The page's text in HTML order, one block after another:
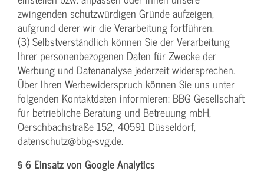
zwingenden schutzwürdigen Gründe aufzeigen,
aufgrund derer wir die Verarbeitung fortführen.
(3) Selbstverständlich können Sie der Verarbeitung
Ihrer personenbezogenen Daten für Zwecke der
Werbung und Datenanalyse jederzeit widersprechen.
Über Ihren Werbewiderspruch können Sie uns unter
folgenden Kontaktdaten informieren: BBG Gesellschaft
für betriebliche Beratung und Betreuung mbH,
Oerschbachstraße 152, 40591 Düsseldorf,
datenschutz@bbg-svg.de.
§ 6 Einsatz von Google Analytics